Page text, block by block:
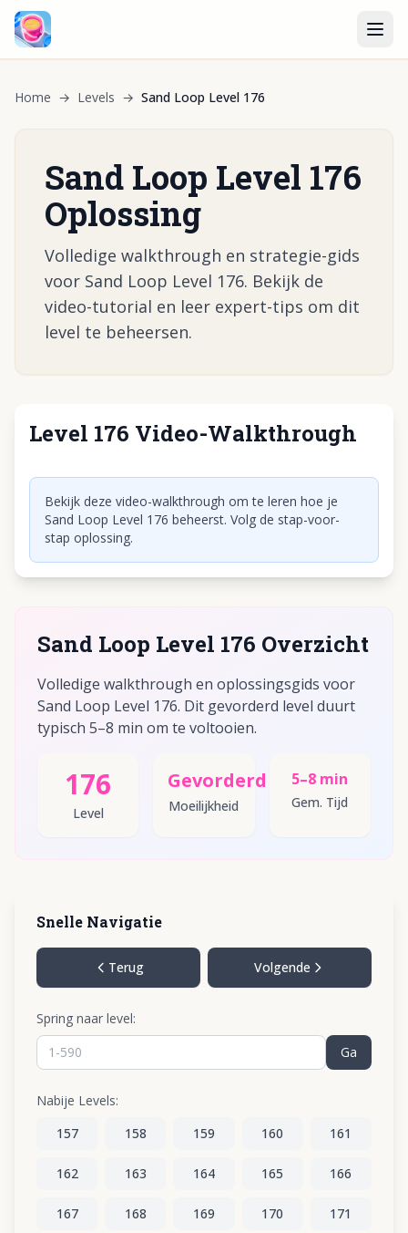
Home → Levels → Sand Loop Level 176
Sand Loop Level 176
Oplossing
Volledige walkthrough en strategie-gids
voor Sand Loop Level 176. Bekijk de
video-tutorial en leer expert-tips om dit
level te beheersen.
Level 176 Video-Walkthrough
Klik om video af te spelen
Bekijk deze video-walkthrough om te leren hoe je
Sand Loop Level 176 beheerst. Volg de stap-voor-
stap oplossing.
Sand Loop Level 176 Overzicht
Volledige walkthrough en oplossingsgids voor
Sand Loop Level 176. Dit gevorderd level duurt
typisch 5–8 min om te voltooien.
176
Level
Gevorderd
Moeilijkheid
5–8 min
Gem. Tijd
Snelle Navigatie
Terug Volgende
Spring naar level:
Ga
Nabije Levels:
157
158 159 160 161
162 163 164 165 166
167 168 169 170 171